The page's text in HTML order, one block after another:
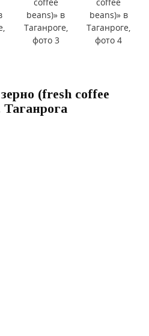
(fresh coffee
Таганрога